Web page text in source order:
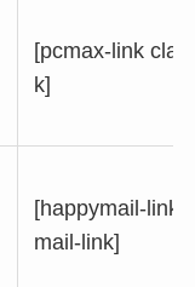
[pcmax-link
k]
[happymail-link
mail-link]